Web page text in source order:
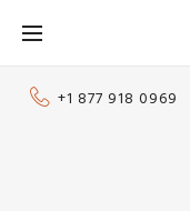
+1 877 918 0969